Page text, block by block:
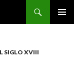
SIGLO XVIII